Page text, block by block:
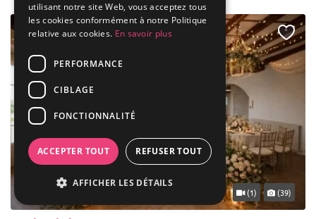
... 29 km (1) (39)
utilisant notre site Web, vous acceptez tous
les cookies conformément à notre Politique
relative aux cookies. En savoir plus
PERFORMANCE
CIBLAGE
FONCTIONNALITÉ
ACCEPTER TOUT REFUSER TOUT
AFFICHER LES DÉTAILS